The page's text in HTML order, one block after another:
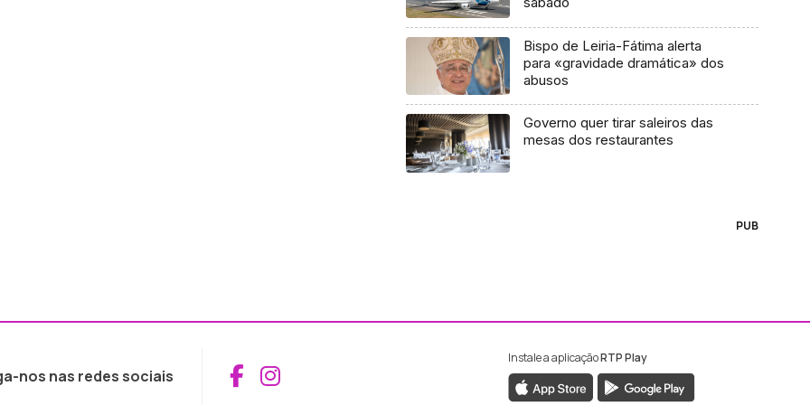
Bispo de Leiria-Fátima alerta
para «gravidade dramática» dos
abusos
Governo quer tirar saleiros das
mesas dos restaurantes
PUB
nos nas redes sociais Aceder ao Facebook da RTP Madeira
Aceder ao Instagram da RTP Madeira
Instale a aplicaçãoRTP Play